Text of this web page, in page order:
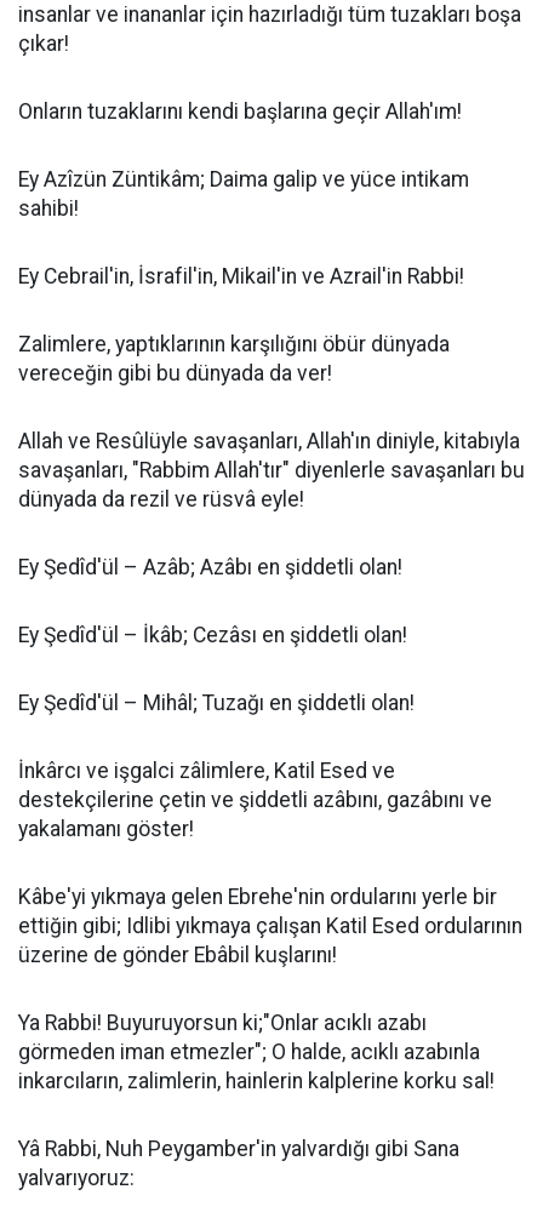
insanlar ve inananlar için hazırladığı tüm tuzakları boşa
çıkar!
Onların tuzaklarını kendi başlarına geçir Allah'ım!
Ey Azîzün Züntikâm; Daima galip ve yüce intikam
sahibi!
Ey Cebrail'in, İsrafil'in, Mikail'in ve Azrail'in Rabbi!
Zalimlere, yaptıklarının karşılığını öbür dünyada
vereceğin gibi bu dünyada da ver!
Allah ve Resûlüyle savaşanları, Allah'ın diniyle, kitabıyla
savaşanları, "Rabbim Allah'tır" diyenlerle savaşanları bu
dünyada da rezil ve rüsvâ eyle!
Ey Şedîd'ül – Azâb; Azâbı en şiddetli olan!
Ey Şedîd'ül – İkâb; Cezâsı en şiddetli olan!
Ey Şedîd'ül – Mihâl; Tuzağı en şiddetli olan!
İnkârcı ve işgalci zâlimlere, Katil Esed ve
destekçilerine çetin ve şiddetli azâbını, gazâbını ve
yakalamanı göster!
Kâbe'yi yıkmaya gelen Ebrehe'nin ordularını yerle bir
ettiğin gibi; Idlibi yıkmaya çalışan Katil Esed ordularının
üzerine de gönder Ebâbil kuşlarını!
Ya Rabbi! Buyuruyorsun ki;"Onlar acıklı azabı
görmeden iman etmezler"; O halde, acıklı azabınla
inkarcıların, zalimlerin, hainlerin kalplerine korku sal!
Yâ Rabbi, Nuh Peygamber'in yalvardığı gibi Sana
yalvarıyoruz: